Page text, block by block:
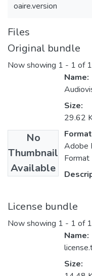
oaire.version
Files
Original bundle
Now showing 1 - 1 of 1
No
Thumbnail
Available
Name:
Size:
29.62
Adobe
Format
License bundle
Now showing 1 - 1 of 1
Name:
Size: